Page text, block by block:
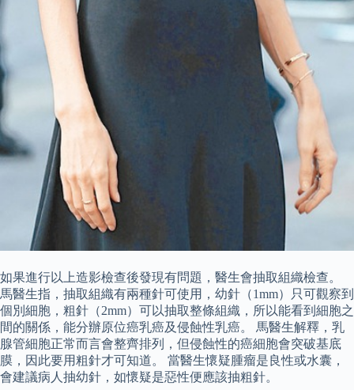
如果進行以上造影檢查後發現有問題，醫生會抽取組織檢查。
馬醫生指，抽取組織有兩種針可使用，幼針（1mm）只可觀察到
個別細胞，粗針（2mm）可以抽取整條組織，所以能看到細胞之
間的關係，能分辦原位癌乳癌及侵蝕性乳癌。 馬醫生解釋，乳
腺管細胞正常而言會整齊排列，但侵蝕性的癌細胞會突破基底
膜，因此要用粗針才可知道。 當醫生懷疑腫瘤是良性或水囊，
會建議病人抽幼針，如懷疑是惡性便應該抽粗針。